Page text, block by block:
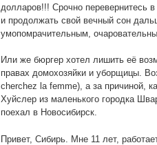
долларов!!! Срочно перевернитесь
и продолжать свой вечный сон
умопомрачительным,
Или же бюргер хотел лишить её
правах домохозяйки и уборщицы.
cherchez la femme), а за причиной,
Хуйслер из маленького городка
поехал в Новосибирск.
Привет, Сибирь. Мне 11 лет,